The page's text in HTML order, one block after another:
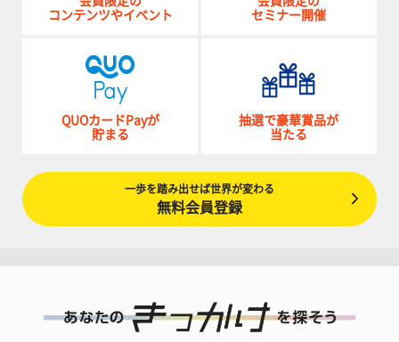
コンテンツやイベント
セミナー開催
QUOカードPayが
貯まる
抽選で豪華賞品が
当たる
一歩を踏み出せば世界が変わる
無料会員登録